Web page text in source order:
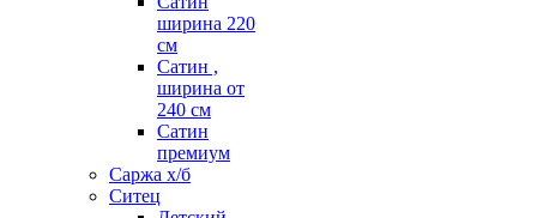
ширина 220
см
Сатин ,
ширина от
240 см
Сатин
премиум
Саржа х/б
Ситец